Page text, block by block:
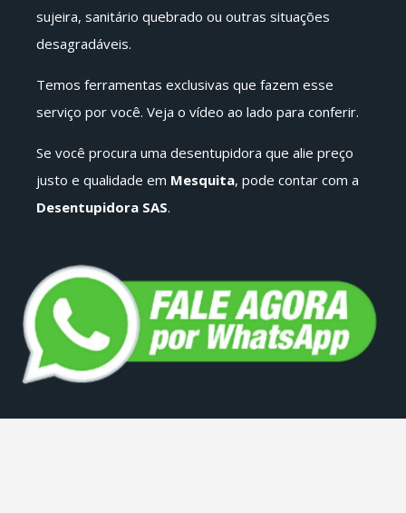
sujeira, sanitário quebrado ou outras situações
desagradáveis.
Temos ferramentas exclusivas que fazem esse
serviço por você. Veja o vídeo ao lado para conferir.
Se você procura uma desentupidora que alie preço
justo e qualidade em Mesquita, pode contar com a
Desentupidora SAS.